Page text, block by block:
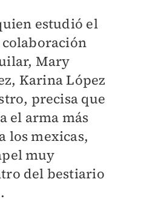
estudió el
Mary
Karina López
precisa que
el arma más
los mexicas,
muy
del bestiario